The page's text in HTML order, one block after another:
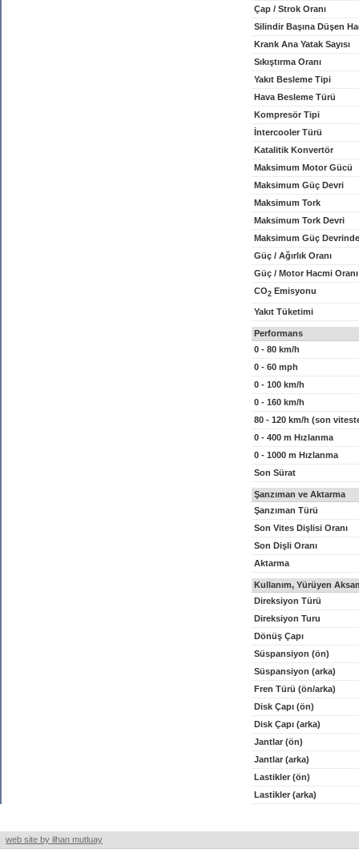
Çap / Strok Oranı
Silindir Başına Düşen
Krank Ana Yatak Sayısı
Sıkıştırma Oranı
Yakıt Besleme Tipi
Hava Besleme Türü
Kompresör Tipi
İntercooler Türü
Katalitik Konvertör
Maksimum Motor Gücü
Maksimum Güç Devri
Maksimum Tork
Maksimum Tork Devri
Maksimum Güç
Güç / Ağırlık Oranı
Güç / Motor Hacmi Oranı
CO2 Emisyonu
Yakıt Tüketimi
Performans
0 - 80 km/h
0 - 60 mph
0 - 100 km/h
0 - 160 km/h
80 - 120 km/h (son
0 - 400 m Hızlanma
0 - 1000 m Hızlanma
Son Sürat
Şanzıman ve Aktarma
Şanzıman Türü
Son Vites Dişlisi Oranı
Son Dişli Oranı
Aktarma
Kullanım, Yürüyen
Direksiyon Türü
Direksiyon Turu
Dönüş Çapı
Süspansiyon (ön)
Süspansiyon (arka)
Fren Türü (ön/arka)
Disk Çapı (ön)
Disk Çapı (arka)
Jantlar (ön)
Jantlar (arka)
Lastikler (ön)
Lastikler (arka)
web site by ilhan mutluay